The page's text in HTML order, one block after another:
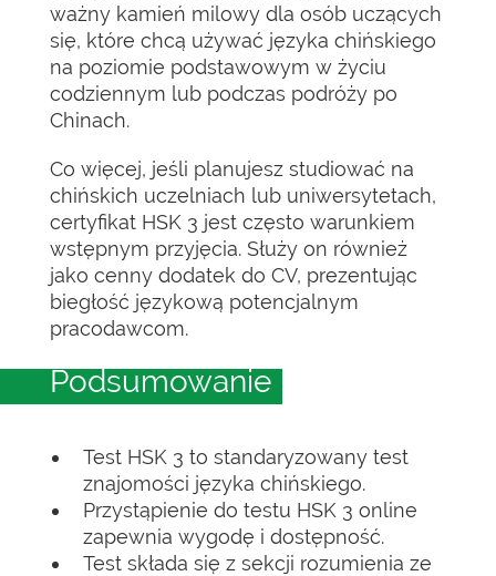
ważny kamień milowy dla osób uczących
się, które chcą używać języka chińskiego
na poziomie podstawowym w życiu
codziennym lub podczas podróży po
Chinach.
Co więcej, jeśli planujesz studiować na
chińskich uczelniach lub uniwersytetach,
certyfikat HSK 3 jest często warunkiem
wstępnym przyjęcia. Służy on również
jako cenny dodatek do CV, prezentując
biegłość językową potencjalnym
pracodawcom.
Podsumowanie
Test HSK 3 to standaryzowany test
znajomości języka chińskiego.
Przystąpienie do testu HSK 3 online
zapewnia wygodę i dostępność.
Test składa się z sekcji rozumienia ze